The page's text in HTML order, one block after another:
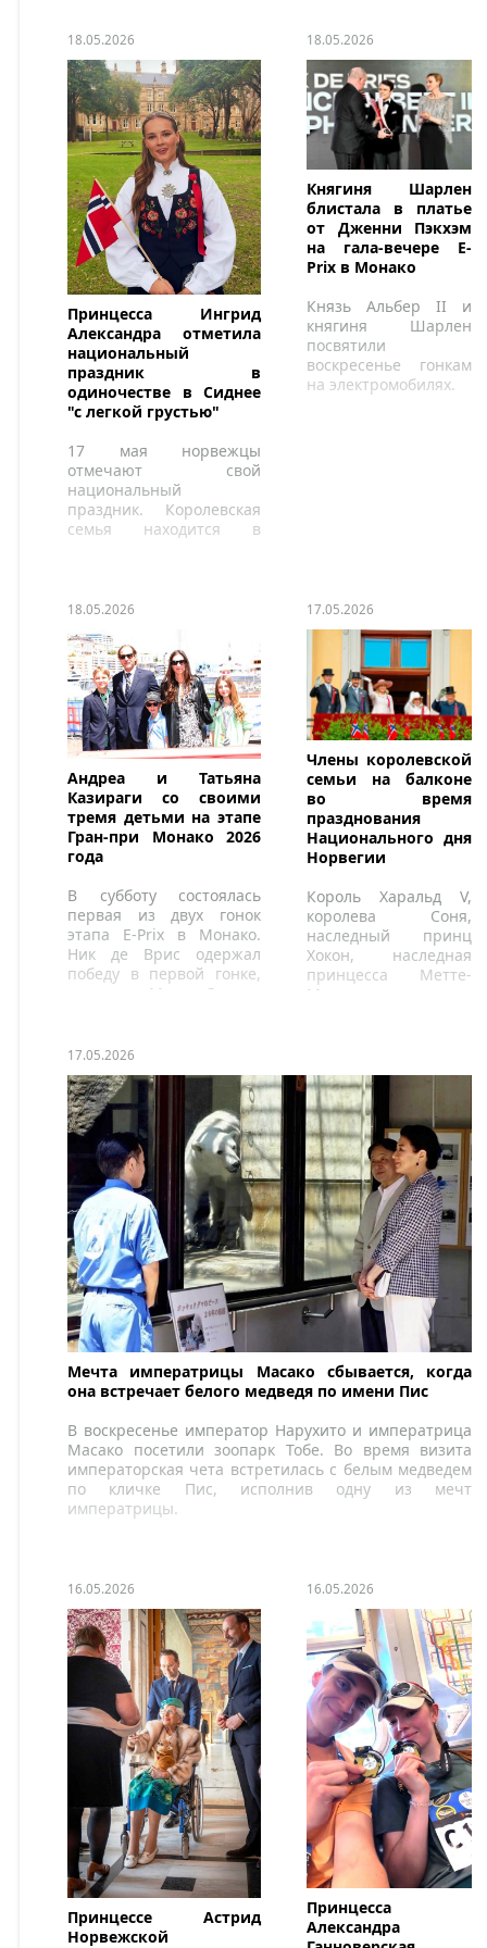
18.05.2026
Принцесса Ингрид
Александра отметила
национальный
праздник в
одиночестве в Сиднее
"с легкой грустью"
17 мая норвежцы
отмечают свой
национальный
праздник. Королевская
семья находится в
18.05.2026
Княгиня Шарлен
блистала в платье
от Дженни Пэкхэм
на гала-вечере E-
Prix в Монако
Князь Альбер II и
княгиня Шарлен
посвятили
воскресенье гонкам
на электромобилях.
18.05.2026
Андреа и Татьяна
Казираги со своими
тремя детьми на этапе
Гран-при Монако 2026
года
В субботу состоялась
первая из двух гонок
этапа E-Prix в Монако.
Ник де Врис одержал
победу в первой гонке,
опередив Митча Эванса
17.05.2026
Члены королевской
семьи на балконе
во время
празднования
Национального дня
Норвегии
Король Харальд V,
королева Соня,
наследный принц
Хокон, наследная
принцесса Метте-
Марит и принц
Королевского дворца
в Осло
17.05.2026
Мечта императрицы Масако сбывается, когда
она встречает белого медведя по имени Пис
В воскресенье император Нарухито и императрица
Масако посетили зоопарк Тобе. Во время визита
императорская чета встретилась с белым медведем
по кличке Пис, исполнив одну из мечт
императрицы.
16.05.2026
Принцессе Астрид
Норвежской
16.05.2026
Принцесса
Александра